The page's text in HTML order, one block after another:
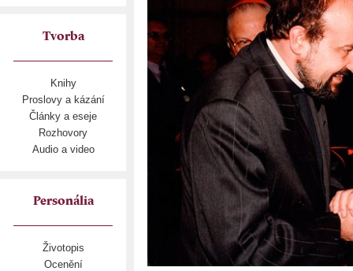
Tvorba
Knihy
Proslovy a kázání
Články a eseje
Rozhovory
Audio a video
Personália
Životopis
Ocenění